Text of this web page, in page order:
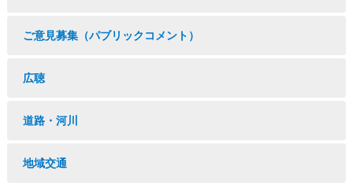
ご意見募集（パブリックコメント）
広聴
道路・河川
地域交通